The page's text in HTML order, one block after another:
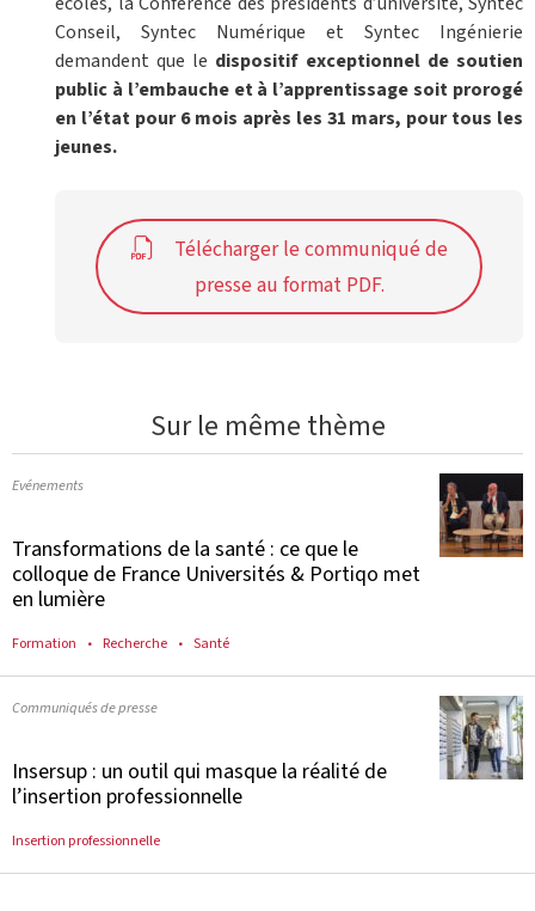
Conseil, Syntec Numérique et Syntec Ingénierie
demandent que le dispositif exceptionnel de soutien
public à l’embauche et à l’apprentissage soit prorogé
en l’état pour 6 mois après les 31 mars, pour tous les
jeunes.
Télécharger le communiqué de
presse au format PDF.
Sur le même thème
Evénements
Transformations de la santé : ce que le
colloque de France Universités & Portiqo met
en lumière
Formation Recherche Santé
Communiqués de presse
Insersup : un outil qui masque la réalité de
l’insertion professionnelle
Insertion professionnelle